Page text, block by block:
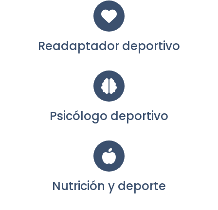
Readaptador deportivo
Psicólogo deportivo
Nutrición y deporte